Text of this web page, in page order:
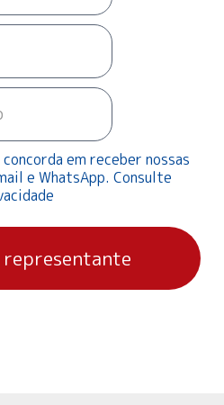
em receber nossas
e WhatsApp. Consulte